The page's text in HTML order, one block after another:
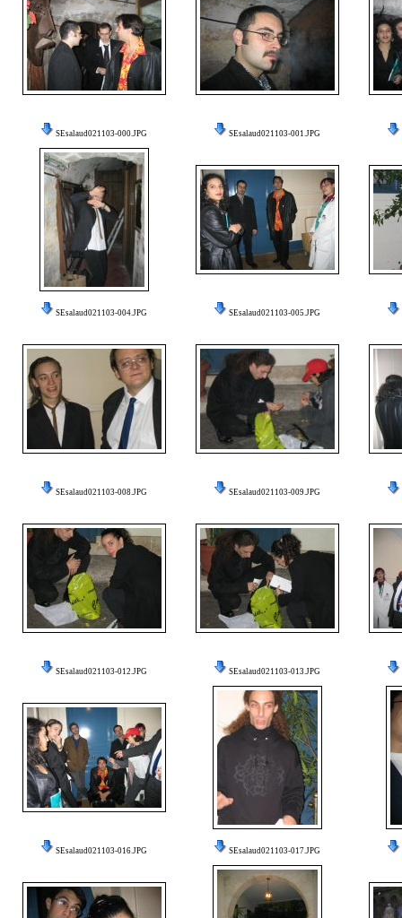
SEsalaud021103-000.JPG SEsalaud021103-001.JPG
SEsalaud021103-004.JPG SEsalaud021103-005.JPG
SEsalaud021103-008.JPG SEsalaud021103-009.JPG
SEsalaud021103-012.JPG SEsalaud021103-013.JPG
SEsalaud021103-016.JPG SEsalaud021103-017.JPG